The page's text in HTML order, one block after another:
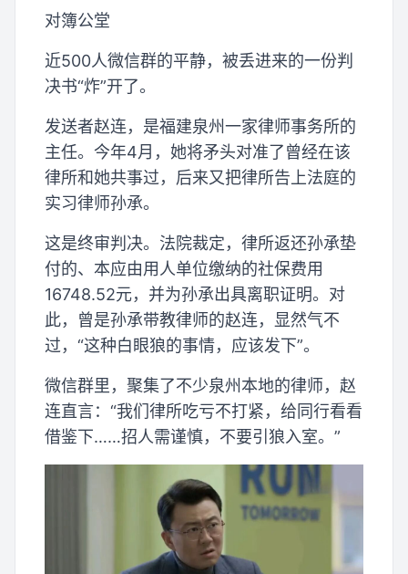
对簿公堂
近500人微信群的平静，被丢进来的一份判
决书“炸”开了。
发送者赵连，是福建泉州一家律师事务所的
主任。今年4月，她将矛头对准了曾经在该
律所和她共事过，后来又把律所告上法庭的
实习律师孙承。
这是终审判决。法院裁定，律所返还孙承垫
付的、本应由用人单位缴纳的社保费用
16748.52元，并为孙承出具离职证明。对
此，曾是孙承带教律师的赵连，显然气不
过，“这种白眼狼的事情，应该发下”。
微信群里，聚集了不少泉州本地的律师，赵
连直言：“我们律所吃亏不打紧，给同行看看
借鉴下……招人需谨慎，不要引狼入室。”